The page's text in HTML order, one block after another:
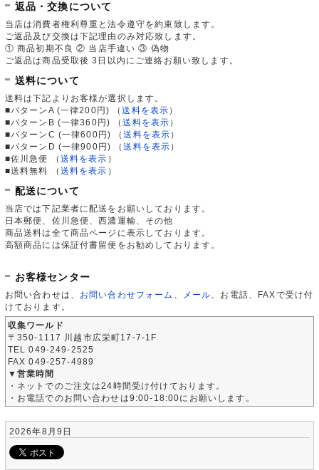
返品・交換について
当店は消費者権利尊重と法令遵守を約束致します。
ご返品及び交換は下記理由のみ対応致します。
① 商品初期不良 ② 当店手違い ③ 偽物
ご返品は商品受取後 3日以内にご連絡お願い致します。
送料について
送料は下記よりお客様が選択します。
■パターンA (一律200円)
（送料を表示 ）
■パターンB (一律360円)
（送料を表示 ）
■パターンC (一律600円)
（送料を表示 ）
■パターンD (一律900円)
（送料を表示 ）
■佐川急便
（ 送料を表示 ）
■送料無料
（ 送料を表示 ）
配送について
当店では下記業者に配送をお願いしております。
日本郵便、佐川急便、西濃運輸、その他
商品送料は全て商品ページに表示しております。
高額商品には保証付書留便をお勧めしております。
お客様センター
お問い合わせは、 お問い合わせフォーム メール 、お電話、FAXで受け付
けております。
収集ワールド
〒350-1117 川越市広栄町17-7-1F
TEL 049-249-2525
FAX 049-257-4989
▼営業時間
・ネットでのご注文は24時間受け付けております。
・お電話でのお問い合わせは9:00-18:00にお願いします。
2026年8月9日